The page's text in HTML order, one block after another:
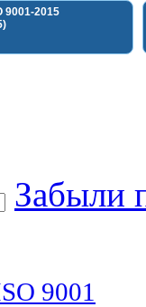
9001-2015
Забыли
9001